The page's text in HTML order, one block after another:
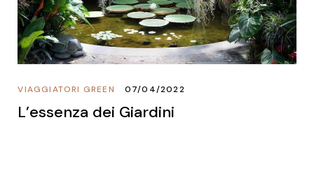
VIAGGIATORI GREEN 07/04/2022
L’essenza dei Giardini